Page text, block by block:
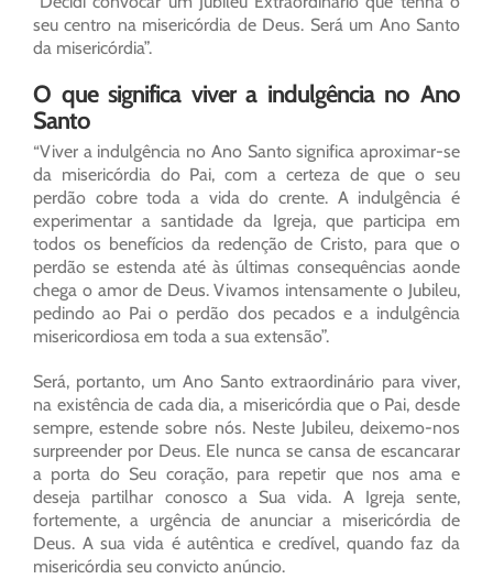
seu centro na misericórdia de Deus. Será um Ano Santo
da misericórdia”.
O que significa viver a indulgência no Ano
Santo
“Viver a indulgência no Ano Santo significa aproximar-se
da misericórdia do Pai, com a certeza de que o seu
perdão cobre toda a vida do crente. A indulgência é
experimentar a santidade da Igreja, que participa em
todos os benefícios da redenção de Cristo, para que o
perdão se estenda até às últimas consequências aonde
chega o amor de Deus. Vivamos intensamente o Jubileu,
pedindo ao Pai o perdão dos pecados e a indulgência
misericordiosa em toda a sua extensão”.
Será, portanto, um Ano Santo extraordinário para viver,
na existência de cada dia, a misericórdia que o Pai, desde
sempre, estende sobre nós. Neste Jubileu, deixemo-nos
surpreender por Deus. Ele nunca se cansa de escancarar
a porta do Seu coração, para repetir que nos ama e
deseja partilhar conosco a Sua vida. A Igreja sente,
fortemente, a urgência de anunciar a misericórdia de
Deus. A sua vida é autêntica e credível, quando faz da
misericórdia seu convicto anúncio.